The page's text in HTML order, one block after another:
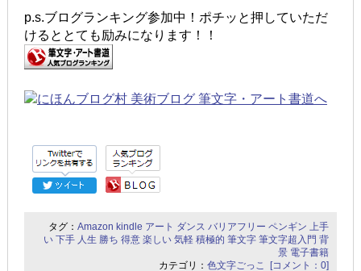
p.s.ブログランキング参加中！ポチッと押していただ
けるととても励みになります！！
タグ：Amazon kindle アート ダンス バリアフリー ペンギン
上手
い 下手 人生 勝ち 得意 楽しい 気軽 積極的 筆文字 筆文字超入門 背
景 電子書籍
カテゴリ：色文字ごっこ [コメント：0]